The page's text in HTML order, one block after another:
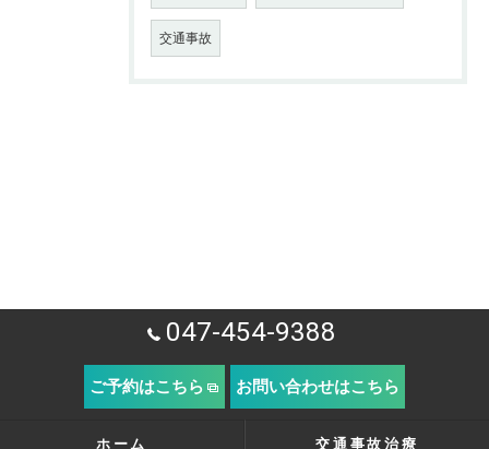
交通事故
047-454-9388
ご予約はこちら お問い合わせはこちら
ホーム 交通事故治療